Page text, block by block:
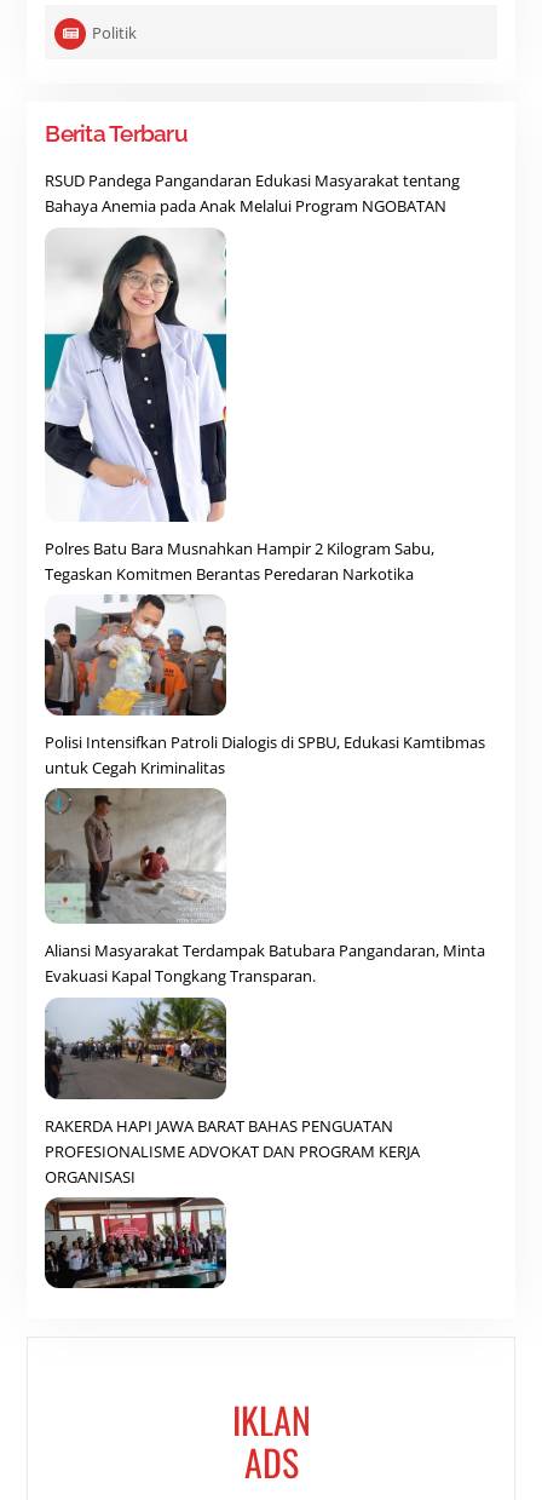
Politik
Berita Terbaru
RSUD Pandega Pangandaran Edukasi Masyarakat tentang
Bahaya Anemia pada Anak Melalui Program NGOBATAN
Polres Batu Bara Musnahkan Hampir 2 Kilogram Sabu,
Tegaskan Komitmen Berantas Peredaran Narkotika
Polisi Intensifkan Patroli Dialogis di SPBU, Edukasi Kamtibmas
untuk Cegah Kriminalitas
Aliansi Masyarakat Terdampak Batubara Pangandaran, Minta
Evakuasi Kapal Tongkang Transparan.
RAKERDA HAPI JAWA BARAT BAHAS PENGUATAN
PROFESIONALISME ADVOKAT DAN PROGRAM KERJA
ORGANISASI
IKLAN
ADS